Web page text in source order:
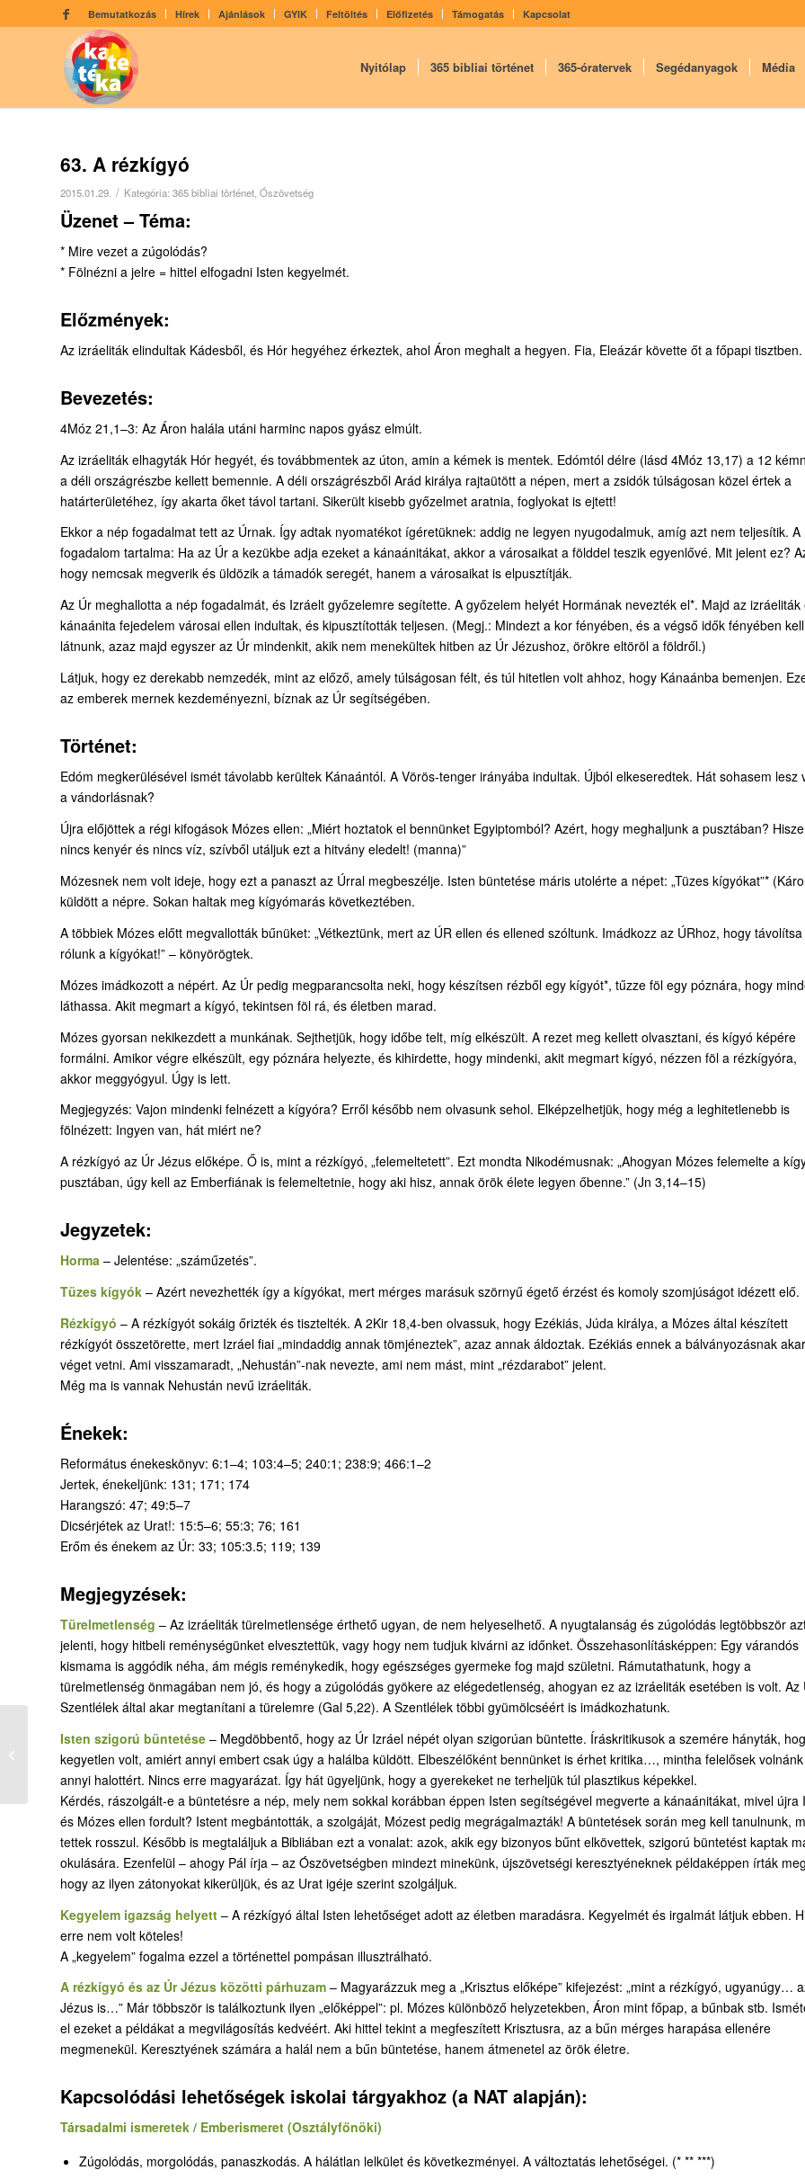
Bemutatkozás Hírek Ajánlások GYIK Feltöltés Előfizetés Támogatás Kapcsolat
Nyitólap 365 bibliai történet 365-óratervek Segédanyagok Média
63. A rézkígyó
2015.01.29. / Kategória: 365 bibliai történet Ószövetség
Üzenet – Téma:
* Mire vezet a zúgolódás?
* Fölnézni a jelre = hittel elfogadni Isten kegyelmét.
Előzmények:
Az izráeliták elindultak Kádesből, és Hór hegyéhez érkeztek, ahol Áron meghalt a hegyen. Fia, Eleázár követte őt a főpapi tisztben.
Bevezetés:
4Móz 21,1–3: Az Áron halála utáni harminc napos gyász elmúlt.
Az izráeliták elhagyták Hór hegyét, és továbbmentek az úton, amin a kémek is mentek. Edómtól délre (lásd 4Móz 13,17) a 12
a déli országrészbe kellett bemennie. A déli országrészből Arád királya rajtaütött a népen, mert a zsidók túlságosan közel értek a
határterületéhez, így akarta őket távol tartani. Sikerült kisebb győzelmet aratnia, foglyokat is ejtett!
Ekkor a nép fogadalmat tett az Úrnak. Így adtak nyomatékot ígéretüknek: addig ne legyen nyugodalmuk, amíg azt nem teljesítik. A
fogadalom tartalma: Ha az Úr a kezükbe adja ezeket a kánaánitákat, akkor a városaikat a földdel teszik egyenlővé. Mit jelent ez?
hogy nemcsak megverik és üldözik a támadók seregét, hanem a városaikat is elpusztítják.
Az Úr meghallotta a nép fogadalmát, és Izráelt győzelemre segítette. A győzelem helyét Hormának nevezték el*. Majd az izráeliták
kánaánita fejedelem városai ellen indultak, és kipusztították teljesen. (Megj.: Mindezt a kor fényében, és a végső idők fényében kell
látnunk, azaz majd egyszer az Úr mindenkit, akik nem menekültek hitben az Úr Jézushoz, örökre eltöröl a földről.)
Látjuk, hogy ez derekabb nemzedék, mint az előző, amely túlságosan félt, és túl hitetlen volt ahhoz, hogy Kánaánba bemenjen.
az emberek mernek kezdeményezni, bíznak az Úr segítségében.
Történet:
Edóm megkerülésével ismét távolabb kerültek Kánaántól. A Vörös-tenger irányába indultak. Újból elkeseredtek. Hát sohasem lesz
a vándorlásnak?
Újra előjöttek a régi kifogások Mózes ellen: „Miért hoztatok el bennünket Egyiptomból? Azért, hogy meghaljunk a pusztában?
nincs kenyér és nincs víz, szívből utáljuk ezt a hitvány eledelt! (manna)”
Mózesnek nem volt ideje, hogy ezt a panaszt az Úrral megbeszélje. Isten büntetése máris utolérte a népet: „Tüzes kígyókat”*
küldött a népre. Sokan haltak meg kígyómarás következtében.
A többiek Mózes előtt megvallották bűnüket: „Vétkeztünk, mert az ÚR ellen és ellened szóltunk. Imádkozz az ÚRhoz, hogy
rólunk a kígyókat!” – könyörögtek.
Mózes imádkozott a népért. Az Úr pedig megparancsolta neki, hogy készítsen rézből egy kígyót*, tűzze föl egy póznára, hogy
láthassa. Akit megmart a kígyó, tekintsen föl rá, és életben marad.
Mózes gyorsan nekikezdett a munkának. Sejthetjük, hogy időbe telt, míg elkészült. A rezet meg kellett olvasztani, és kígyó képére
formálni. Amikor végre elkészült, egy póznára helyezte, és kihirdette, hogy mindenki, akit megmart kígyó, nézzen föl a rézkígyóra,
akkor meggyógyul. Úgy is lett.
Megjegyzés: Vajon mindenki felnézett a kígyóra? Erről később nem olvasunk sehol. Elképzelhetjük, hogy még a leghitetlenebb is
fölnézett: Ingyen van, hát miért ne?
A rézkígyó az Úr Jézus előképe. Ő is, mint a rézkígyó, „felemeltetett”. Ezt mondta Nikodémusnak: „Ahogyan Mózes felemelte a
pusztában, úgy kell az Emberfiának is felemeltetnie, hogy aki hisz, annak örök élete legyen őbenne.” (Jn 3,14–15)
Jegyzetek:
Horma – Jelentése: „száműzetés”.
Tüzes kígyók – Azért nevezhették így a kígyókat, mert mérges marásuk szörnyű égető érzést és komoly szomjúságot idézett elő.
Rézkígyó – A rézkígyót sokáig őrizték és tisztelték. A 2Kir 18,4-ben olvassuk, hogy Ezékiás, Júda királya, a Mózes által készített
rézkígyót összetörette, mert Izráel fiai „mindaddig annak tömjéneztek”, azaz annak áldoztak. Ezékiás ennek a bálványozásnak
véget vetni. Ami visszamaradt, „Nehustán”-nak nevezte, ami nem mást, mint „rézdarabot” jelent.
Még ma is vannak Nehustán nevű izráeliták.
Énekek:
Református énekeskönyv: 6:1–4; 103:4–5; 240:1; 238:9; 466:1–2
Jertek, énekeljünk: 131; 171; 174
Harangszó: 47; 49:5–7
Dicsérjétek az Urat!: 15:5–6; 55:3; 76; 161
Erőm és énekem az Úr: 33; 105:3.5; 119; 139
Megjegyzések:
Türelmetlenség – Az izráeliták türelmetlensége érthető ugyan, de nem helyeselhető. A nyugtalanság és zúgolódás legtöbbször
jelenti, hogy hitbeli reménységünket elvesztettük, vagy hogy nem tudjuk kivárni az időnket. Összehasonlításképpen: Egy várandós
kismama is aggódik néha, ám mégis reménykedik, hogy egészséges gyermeke fog majd születni. Rámutathatunk, hogy a
türelmetlenség önmagában nem jó, és hogy a zúgolódás gyökere az elégedetlenség, ahogyan ez az izráeliták esetében is volt. Az
Szentlélek által akar megtanítani a türelemre (Gal 5,22). A Szentlélek többi gyümölcséért is imádkozhatunk.
Isten szigorú büntetése – Megdöbbentő, hogy az Úr Izráel népét olyan szigorúan büntette. Íráskritikusok a szemére hányták,
kegyetlen volt, amiért annyi embert csak úgy a halálba küldött. Elbeszélőként bennünket is érhet kritika…, mintha felelősek volnánk
annyi halottért. Nincs erre magyarázat. Így hát ügyeljünk, hogy a gyerekeket ne terheljük túl plasztikus képekkel.
Kérdés, rászolgált-e a büntetésre a nép, mely nem sokkal korábban éppen Isten segítségével megverte a kánaánitákat, mivel újra
és Mózes ellen fordult? Istent megbántották, a szolgáját, Mózest pedig megrágalmazták! A büntetések során meg kell tanulnunk,
tettek rosszul. Később is megtaláljuk a Bibliában ezt a vonalat: azok, akik egy bizonyos bűnt elkövettek, szigorú büntetést kaptak
okulására. Ezenfelül – ahogy Pál írja – az Ószövetségben mindezt minekünk, újszövetségi keresztyéneknek példaképpen írták
hogy az ilyen zátonyokat kikerüljük, és az Urat igéje szerint szolgáljuk.
Kegyelem igazság helyett – A rézkígyó által Isten lehetőséget adott az életben maradásra. Kegyelmét és irgalmát látjuk ebben.
erre nem volt köteles!
A „kegyelem” fogalma ezzel a történettel pompásan illusztrálható.
A rézkígyó és az Úr Jézus közötti párhuzam – Magyarázzuk meg a „Krisztus előképe” kifejezést: „mint a rézkígyó, ugyanúgy…
Jézus is…” Már többször is találkoztunk ilyen „előképpel”: pl. Mózes különböző helyzetekben, Áron mint főpap, a bűnbak stb.
el ezeket a példákat a megvilágosítás kedvéért. Aki hittel tekint a megfeszített Krisztusra, az a bűn mérges harapása ellenére
megmenekül. Keresztyének számára a halál nem a bűn büntetése, hanem átmenetel az örök életre.
Kapcsolódási lehetőségek iskolai tárgyakhoz (a NAT alapján):
Társadalmi ismeretek / Emberismeret (Osztályfőnöki)
Zúgolódás, morgolódás, panaszkodás. A hálátlan lelkület és következményei. A változtatás lehetőségei. (* ** ***)
62. Áron halála; Eleázár
követi őt főpapként